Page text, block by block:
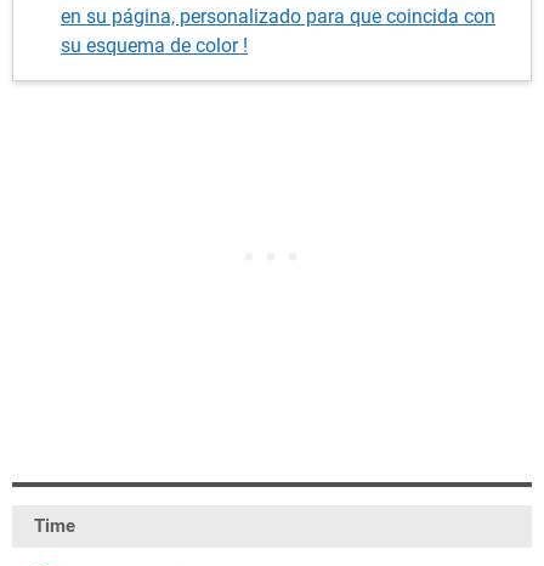
en su página, personalizado para que coincida con
su esquema de color !
Time